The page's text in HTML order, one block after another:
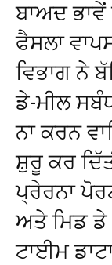
ਬਾਅਦ
ਫੈਸਲਾ
ਵਿਭਾਗ ਨੇ
ਡੇ-ਮੀਲ
ਨਾ ਕਰਨ
ਸ਼ੁਰੂ ਕਰ
ਪ੍ਰੇਰਨਾ
ਅਤੇ ਮਿਡ ਡੇ
ਟਾਈਮ